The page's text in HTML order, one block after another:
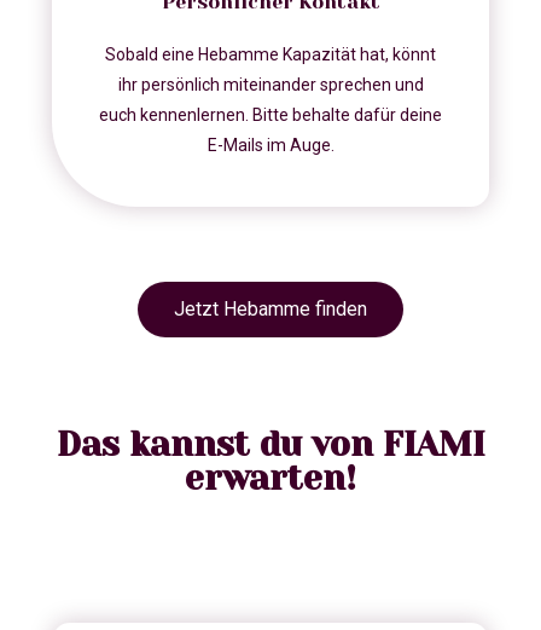
Sobald eine Hebamme Kapazität hat, könnt
ihr persönlich miteinander sprechen und
euch kennenlernen. Bitte behalte dafür deine
E-Mails im Auge.
Jetzt Hebamme finden
Das kannst du von FIAMI
erwarten!